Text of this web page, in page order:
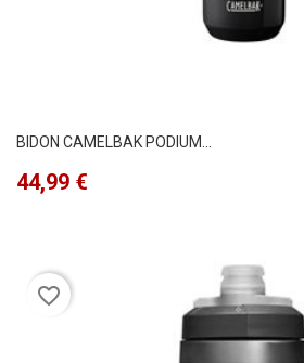
BIDON CAMELBAK PODIUM...
Precio
44,99 €
favorite_border